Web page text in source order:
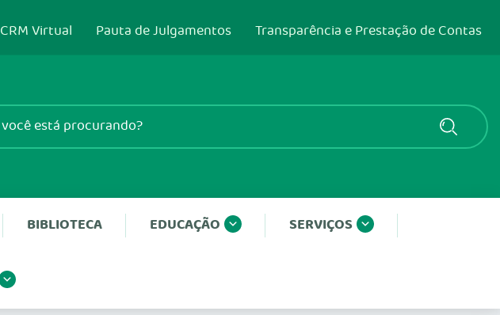
CRM Virtual Pauta de Julgamentos Transparência e Prestação de Contas
BIBLIOTECA EDUCAÇÃO SERVIÇOS